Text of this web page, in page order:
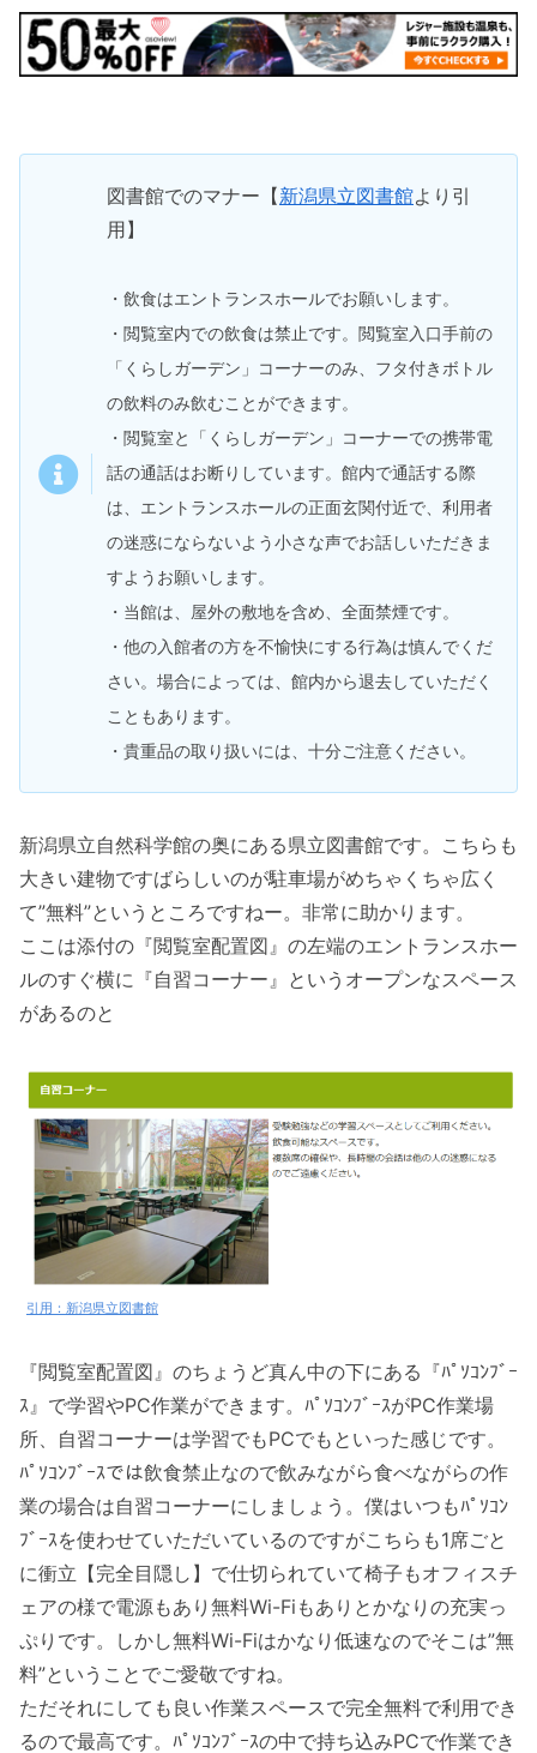
図書館でのマナー【新潟県立図書館より引
用】
・飲食はエントランスホールでお願いします。
・閲覧室内での飲食は禁止です。閲覧室入口手前の
「くらしガーデン」コーナーのみ、フタ付きボトル
の飲料のみ飲むことができます。
・閲覧室と「くらしガーデン」コーナーでの携帯電
話の通話はお断りしています。館内で通話する際
は、エントランスホールの正面玄関付近で、利用者
の迷惑にならないよう小さな声でお話しいただきま
すようお願いします。
・当館は、屋外の敷地を含め、全面禁煙です。
・他の入館者の方を不愉快にする行為は慎んでくだ
さい。場合によっては、館内から退去していただく
こともあります。
・貴重品の取り扱いには、十分ご注意ください。
新潟県立自然科学館の奥にある県立図書館です。こちらも
大きい建物ですばらしいのが駐車場がめちゃくちゃ広く
て”無料”というところですねー。非常に助かります。
ここは添付の『閲覧室配置図』の左端のエントランスホー
ルのすぐ横に『自習コーナー』というオープンなスペース
があるのと
引用：新潟県立図書館
『閲覧室配置図』のちょうど真ん中の下にある『ﾊﾟｿｺﾝﾌﾞｰ
ｽ』で学習やPC作業ができます。ﾊﾟｿｺﾝﾌﾞｰｽがPC作業場
所、自習コーナーは学習でもPCでもといった感じです。
ﾊﾟｿｺﾝﾌﾞｰｽでは飲食禁止なので飲みながら食べながらの作
業の場合は自習コーナーにしましょう。僕はいつもﾊﾟｿｺﾝ
ﾌﾞｰｽを使わせていただいているのですがこちらも1席ごと
に衝立【完全目隠し】で仕切られていて椅子もオフィスチ
ェアの様で電源もあり無料Wi-Fiもありとかなりの充実っ
ぷりです。しかし無料Wi-Fiはかなり低速なのでそこは”無
料”ということでご愛敬ですね。
ただそれにしても良い作業スペースで完全無料で利用でき
るので最高です。ﾊﾟｿｺﾝﾌﾞｰｽの中で持ち込みPCで作業でき